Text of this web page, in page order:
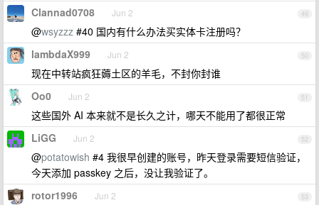
49
Clannad0708 Jun 2
@wsyzzz #40 国内有什么办法买实体卡注册吗？
50
lambdaX999 Jun 2
现在中转站疯狂薅土区的羊毛，不封你封谁
51
Oo0 Jun 2
这些国外 AI 本来就不是长久之计，哪天不能用了都很正常
52
LiGG Jun 2
@potatowish #4 我很早创建的账号，昨天登录需要短信验证，
今天添加 passkey 之后，没让我验证了。
53
rotor1996 Jun 2